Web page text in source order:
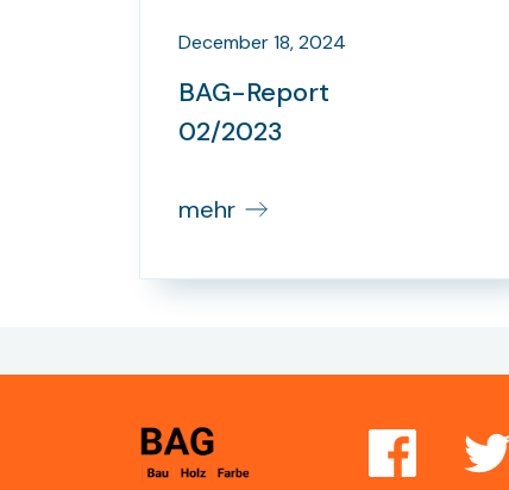
December 18, 2024
BAG-Report
02/2023
mehr